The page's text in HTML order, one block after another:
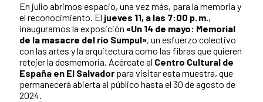
En julio abrimos espacio, una vez más, para la memoria y
el reconocimiento. El jueves 11, a las 7:00 p. m.,
inauguramos la exposición «Un 14 de mayo: Memorial
de la masacre del río Sumpul», un esfuerzo colectivo
con las artes y la arquitectura como las fibras que quieren
retejer la desmemoria. Acércate al Centro Cultural de
España en El Salvador para visitar esta muestra, que
permanecerá abierta al público hasta el 30 de agosto de
2024.